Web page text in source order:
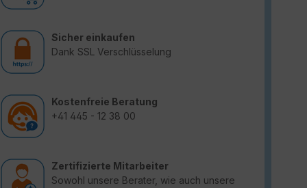
Sicher einkaufen
Dank SSL Verschlüsselung
Kostenfreie Beratung
+41 445 - 12 38 00
Zertifizierte Mitarbeiter
Sowohl unsere Berater, wie auch unsere